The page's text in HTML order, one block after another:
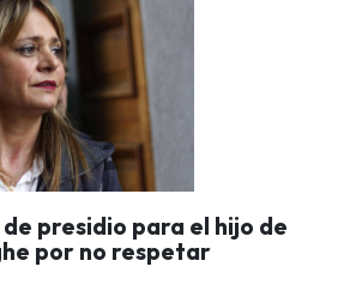
presidio para el hijo de
por no respetar